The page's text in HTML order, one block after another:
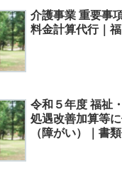
介護事業 重要事
料金計算代行｜
令和５年度 福祉
処遇改善加算等
（障がい）｜書